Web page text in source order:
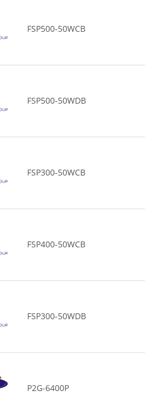
FSP500-50WCB
FSP500-50WDB
FSP300-50WCB
FSP400-50WCB
FSP300-50WDB
P2G-6400P